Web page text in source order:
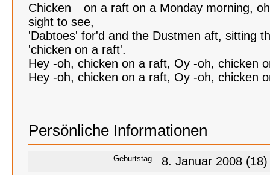
Chicken
on a raft on a Monday morning,
sight to see,
'Dabtoes' for'd and the Dustmen aft, sitting
'chicken on a raft'.
Hey -oh, chicken on a raft, Oy -oh, chicken
Hey -oh, chicken on a raft, Oy -oh, chicken
Persönliche Informationen
Geburtstag 8. Januar 2008 (18)